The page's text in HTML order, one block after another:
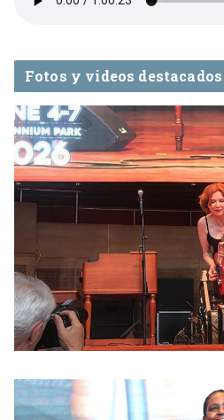
Fotos y videos destacados